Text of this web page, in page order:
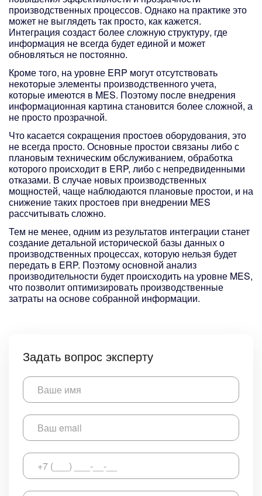
Задать вопрос эксперту
производственных процессов. Однако на практике это
может не выглядеть так просто, как кажется.
Интеграция создаст более сложную структуру, где
информация не всегда будет единой и может
обновляться не постоянно.
Кроме того, на уровне ERP могут отсутствовать
некоторые элементы производственного учета,
которые имеются в MES. Поэтому после внедрения
информационная картина становится более сложной, а
не просто прозрачной.
Что касается сокращения простоев оборудования, это
не всегда просто. Основные простои связаны либо с
плановым техническим обслуживанием, обработка
которого происходит в ERP, либо с непредвиденными
отказами. В случае новых производственных
мощностей, чаще наблюдаются плановые простои, и на
снижение таких простоев при внедрении MES
рассчитывать сложно.
Тем не менее, одним из результатов интеграции станет
создание детальной исторической базы данных о
производственных процессах, которую нельзя будет
передать в ERP. Поэтому основной анализ
производительности будет происходить на уровне MES,
что позволит оптимизировать производственные
затраты на основе собранной информации.